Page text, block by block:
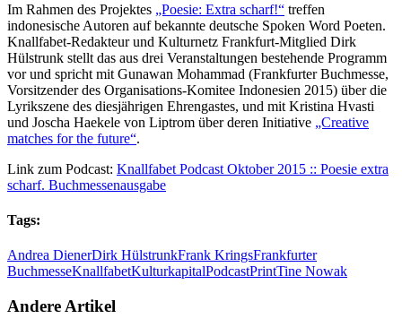
Im Rahmen des Projektes „Poesie: Extra scharf!“ treffen
indonesische Autoren auf bekannte deutsche Spoken Word Poeten.
Knallfabet-Redakteur und Kulturnetz Frankfurt-Mitglied Dirk
Hülstrunk stellt das aus drei Veranstaltungen bestehende Programm
vor und spricht mit Gunawan Mohammad (Frankfurter Buchmesse,
Vorsitzender des Organisations-Komitee Indonesien 2015) über die
Lyrikszene des diesjährigen Ehrengastes, und mit Kristina Hvasti
und Joscha Haekele von Liptrom über deren Initiative „Creative
matches for the future“.
Link zum Podcast: Knallfabet Podcast Oktober 2015 :: Poesie extra
scharf. Buchmessenausgabe
Tags:
Andrea DienerDirk HülstrunkFrank KringsFrankfurter
BuchmesseKnallfabetKulturkapitalPodcastPrintTine Nowak
Andere Artikel